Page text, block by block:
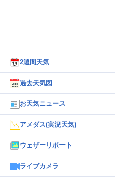
2週間天気
過去天気図
お天気ニュース
アメダス(実況天気)
ウェザーリポート
ライブカメラ